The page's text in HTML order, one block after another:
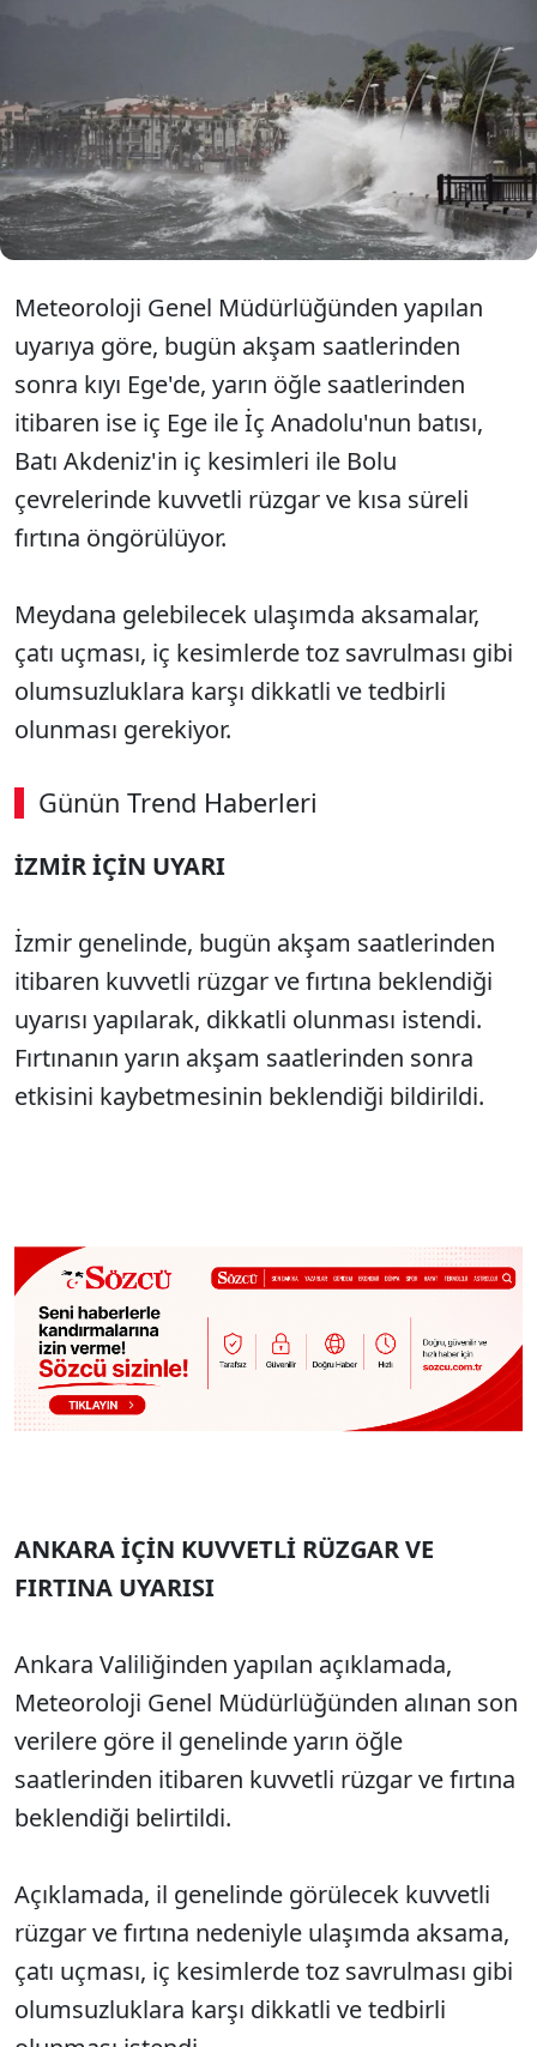
Meteoroloji'nin uyarısına göre
yurdun iç ve batı kesimlerinde
kuvvetli rüzgar ve fırtına bekleniyor.
Meteoroloji Genel Müdürlüğünden yapılan
uyarıya göre, bugün akşam saatlerinden
sonra kıyı Ege'de, yarın öğle saatlerinden
itibaren ise iç Ege ile İç Anadolu'nun batısı,
Batı Akdeniz'in iç kesimleri ile Bolu
çevrelerinde kuvvetli rüzgar ve kısa süreli
fırtına öngörülüyor.
Meydana gelebilecek ulaşımda aksamalar,
çatı uçması, iç kesimlerde toz savrulması gibi
olumsuzluklara karşı dikkatli ve tedbirli
olunması gerekiyor.
Günün Trend Haberleri
İZMİR İÇİN UYARI
İzmir genelinde, bugün akşam saatlerinden
itibaren kuvvetli rüzgar ve fırtına beklendiği
uyarısı yapılarak, dikkatli olunması istendi.
Fırtınanın yarın akşam saatlerinden sonra
etkisini kaybetmesinin beklendiği bildirildi.
ANKARA İÇİN KUVVETLİ RÜZGAR VE
FIRTINA UYARISI
Ankara Valiliğinden yapılan açıklamada,
Meteoroloji Genel Müdürlüğünden alınan son
verilere göre il genelinde yarın öğle
saatlerinden itibaren kuvvetli rüzgar ve fırtına
beklendiği belirtildi.
Açıklamada, il genelinde görülecek kuvvetli
rüzgar ve fırtına nedeniyle ulaşımda aksama,
çatı uçması, iç kesimlerde toz savrulması gibi
olumsuzluklara karşı dikkatli ve tedbirli